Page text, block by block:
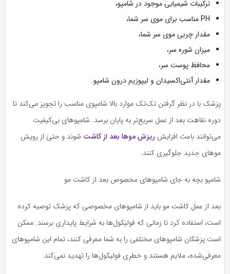
ترکیبات شیمیایی موجود در شامپو،
PH مناسب برای موی سر شما،
مقدار چربی موی سر شما،
میزان شوره سر،
محافظ پوست سر،
مقدار آنتی‌اکسیدان و لیپوزیم درون شامپو.
پزشک با در نظر گرفتن تک‌تک موارد بالا شامپوی مناسب را تجویز می‌کند تا
دوره نقاهت بعد از عمل سریع‌تر به پایان برسد. شامپوهای بی‌کیفیت
می‌توانند باعث افزایش ریزش موها بعد از کاشتشوند و حتی از رویش
موهای جدید جلوگیری کنند.
شامپو بچه به‌ جای شامپوهای مخصوص بعد از کاشت مو
بعد از عمل کاشت مو باید از شامپوهای مخصوصی که پزشک توصیه کرده
است، استفاده کرد تا زمانی که فولیکول‌ها به شرایط پایداری برسند. ممکن
است پزشکان شامپوهای مختلفی را به شما معرفی کنند، تمام این شامپوهای
معرفی‌شده، ملایم هستند و خطری فولیکول‌ها را تهدید نمی‌کند.